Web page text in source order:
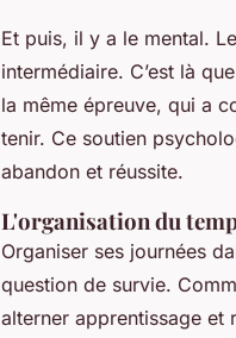
Et puis, il y a le mental.
intermédiaire. C’est là
la même épreuve, qui a
tenir. Ce soutien
abandon et réussite.
L'organisation du
Organiser ses journées
question de survie.
alterner apprentissage et